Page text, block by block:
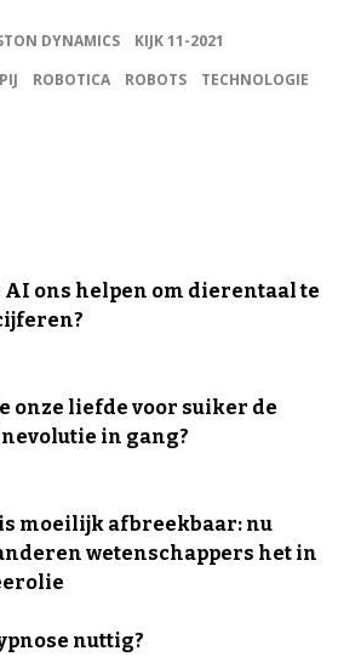
DYNAMICS
KIJK 11-2021
ROBOTICA ROBOTS TECHNOLOGIE
AI ons helpen om dierentaal te
onze liefde voor suiker de
in gang?
is moeilijk afbreekbaar: nu
wetenschappers het in
nuttig?